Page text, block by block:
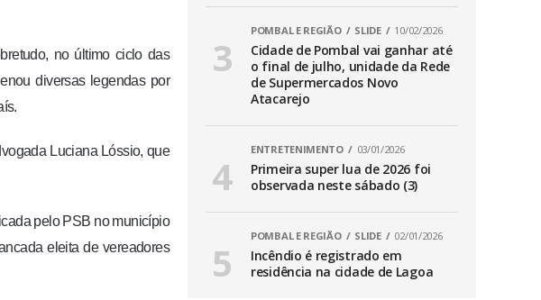
no último ciclo das
diversas legendas por
Luciana Lóssio, que
pelo PSB no município
eleita de vereadores
POMBAL E REGIÃO SLIDE 10/02/2026
Cidade de Pombal vai ganhar até
o final de julho, unidade da Rede
de Supermercados Novo
Atacarejo
ENTRETENIMENTO 03/01/2026
Primeira super lua de 2026 foi
observada neste sábado (3)
POMBAL E REGIÃO SLIDE 02/01/2026
Incêndio é registrado em
residência na cidade de Lagoa